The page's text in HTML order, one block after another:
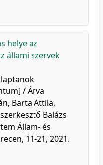
helye az
állami szervek
/ Árva
Barta Attila,
Balázs
Állam- és
11-21, 2021.